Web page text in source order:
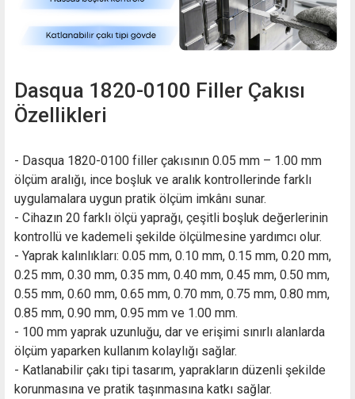
Dasqua 1820-0100 Filler Çakısı
Özellikleri
- Dasqua 1820-0100 filler çakısının 0.05 mm – 1.00 mm
ölçüm aralığı, ince boşluk ve aralık kontrollerinde farklı
uygulamalara uygun pratik ölçüm imkânı sunar.
- Cihazın 20 farklı ölçü yaprağı, çeşitli boşluk değerlerinin
kontrollü ve kademeli şekilde ölçülmesine yardımcı olur.
- Yaprak kalınlıkları: 0.05 mm, 0.10 mm, 0.15 mm, 0.20 mm,
0.25 mm, 0.30 mm, 0.35 mm, 0.40 mm, 0.45 mm, 0.50 mm,
0.55 mm, 0.60 mm, 0.65 mm, 0.70 mm, 0.75 mm, 0.80 mm,
0.85 mm, 0.90 mm, 0.95 mm ve 1.00 mm.
- 100 mm yaprak uzunluğu, dar ve erişimi sınırlı alanlarda
ölçüm yaparken kullanım kolaylığı sağlar.
- Katlanabilir çakı tipi tasarım, yaprakların düzenli şekilde
korunmasına ve pratik taşınmasına katkı sağlar.